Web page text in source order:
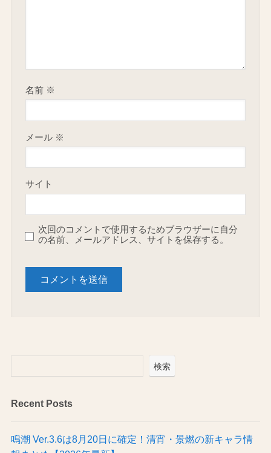
名前 ※
メール ※
サイト
次回のコメントで使用するためブラウザーに自分
の名前、メールアドレス、サイトを保存する。
検索
Recent Posts
鳴潮 Ver.3.6は8月20日に確定！清宵・景燃の新キャラ情